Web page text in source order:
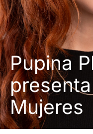
Pupina
Mujeres